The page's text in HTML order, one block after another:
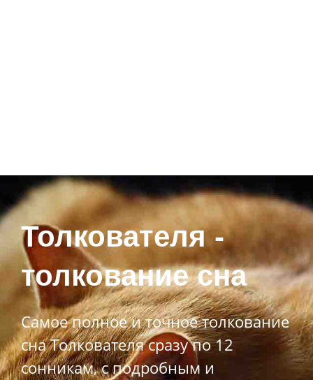
Толкователя -
толкование сна
Самое полное и точное толкование
сна Толкователя сразу по 12
сонникам, с подробным и